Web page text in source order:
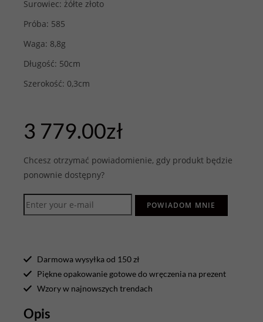
Surowiec: żółte złoto
Próba: 585
Waga: 8,8g
Długość: 50cm
Szerokość: 0,3cm
3 779.00zł
Chcesz otrzymać powiadomienie, gdy produkt będzie
ponownie dostępny?
POWIADOM MNIE
Darmowa wysyłka od 150 zł
Piękne opakowanie gotowe do wręczenia na prezent
Wzory w najnowszych trendach
Opis